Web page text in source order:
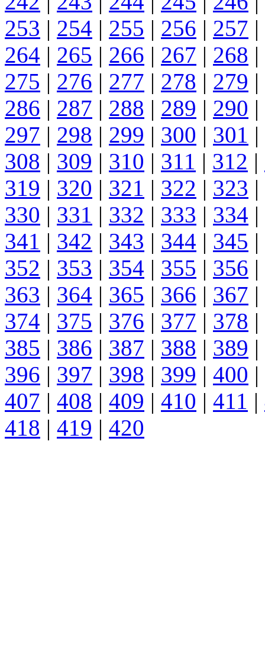
253 | 254 | 255 | 256 | 257 |
264 | 265 | 266 | 267 | 268 |
275 | 276 | 277 | 278 | 279 |
286 | 287 | 288 | 289 | 290 |
297 | 298 | 299 | 300 | 301 |
308 | 309 | 310 | 311 | 312 |
319 | 320 | 321 | 322 | 323 |
330 | 331 | 332 | 333 | 334 |
341 | 342 | 343 | 344 | 345 |
352 | 353 | 354 | 355 | 356 |
363 | 364 | 365 | 366 | 367 |
374 | 375 | 376 | 377 | 378 |
385 | 386 | 387 | 388 | 389 |
396 | 397 | 398 | 399 | 400 |
407 | 408 | 409 | 410 | 411 |
418 | 419 | 420